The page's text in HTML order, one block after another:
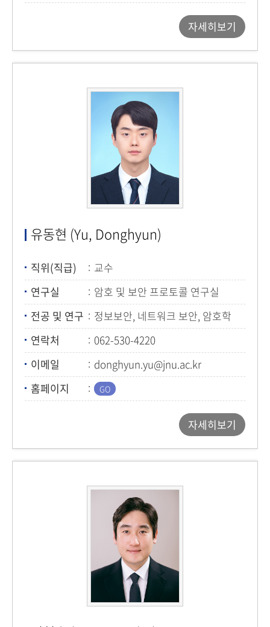
자세히보기
유동현 (Yu, Donghyun)
직위(직급)
교수
연구실
암호 및 보안 프로토콜 연구실
전공 및 연구
정보보안, 네트워크 보안, 암호학
연락처
062-530-4220
이메일
donghyun.yu@jnu.ac.kr
홈페이지
자세히보기